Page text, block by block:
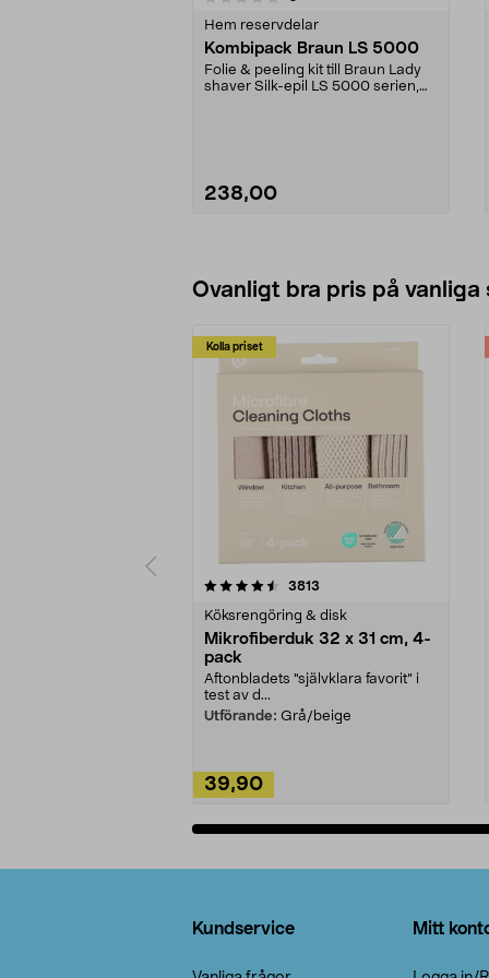
Hem reservdelar
Kombipack Braun LS 5000
Folie & peeling kit till Braun Lady
shaver Silk-epil LS 5000 serien,
238,00
Ovanligt bra pris på vanliga
Kolla priset
3813
Köksrengöring & disk
Mikrofiberduk 32 x 31 cm, 4-
pack
Aftonbladets "självklara favorit” i
test av d...
Utförande: Grå/beige
39,90
4.0av 5 stjärnor
Kundservice Mitt